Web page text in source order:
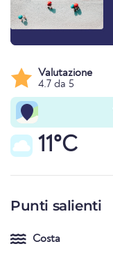
Valutazione
4.7 da 5
11°C
Punti salienti
Costa